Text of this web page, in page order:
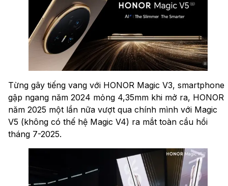
Từng gây tiếng vang với HONOR Magic V3, smartphone
gập ngang năm 2024 mỏng 4,35mm khi mở ra, HONOR
năm 2025 một lần nữa vượt qua chính mình với Magic
V5 (không có thế hệ Magic V4) ra mắt toàn cầu hồi
tháng 7-2025.